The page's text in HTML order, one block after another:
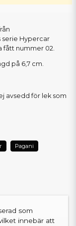
serie Hypercar
fått nummer 02.
på 6,7 cm.
avsedd för lek som
Pagani
som
innebär att